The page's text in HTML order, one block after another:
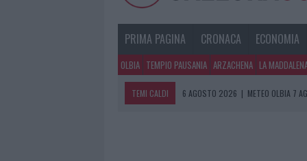
PRIMA PAGINA CRONACA ECONOMIA
OLBIA TEMPIO PAUSANIA ARZACHENA LA
TEMI CALDI 6 AGOSTO 2026 | METEO OLBIA 7